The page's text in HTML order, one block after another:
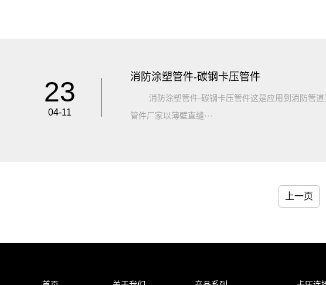
23
04-11
消防涂塑管件-碳钢卡压管件
消防涂塑管件-碳钢卡压管件这是应用到消防管道
管件厂家以薄壁直缝···
上一页